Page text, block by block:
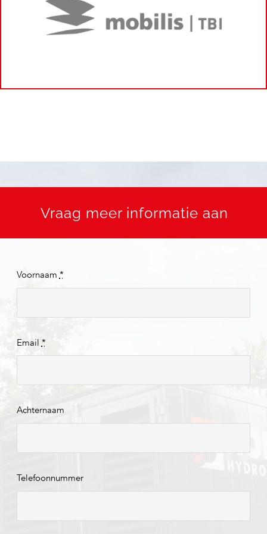
Vraag meer informatie aan
Voornaam *
Email *
Achternaam
Telefoonnummer